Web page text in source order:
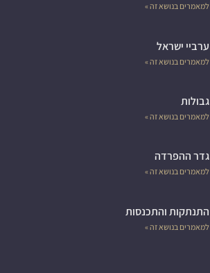
למאמרים בנושא זה »
ערביי ישראל
למאמרים בנושא זה »
גבולות
למאמרים בנושא זה »
גדר ההפרדה
למאמרים בנושא זה »
התנתקות והתכנסות
למאמרים בנושא זה »